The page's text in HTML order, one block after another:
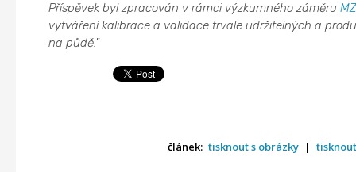
Příspěvek byl zpracován v rámci výzkumného záměru
vytváření kalibrace a validace trvale udržitelných a
na půdě."
článek: tisknout s obrázky |